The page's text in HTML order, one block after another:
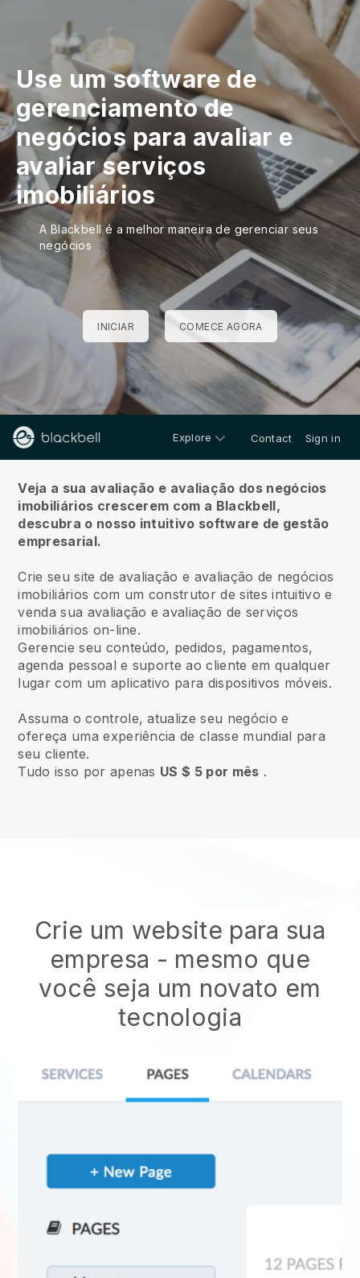
Use um software de
gerenciamento de
negócios para avaliar e
avaliar serviços
imobiliários
A Blackbell é a melhor maneira de gerenciar seus
negócios
INICIAR COMECE AGORA
Explore Contact Sign in
Veja a sua avaliação e avaliação dos negócios
imobiliários crescerem com a Blackbell,
descubra o nosso intuitivo software de gestão
empresarial.
Crie seu site de avaliação e avaliação de negócios
imobiliários com um construtor de sites intuitivo e
venda sua avaliação e avaliação de serviços
imobiliários on-line.
Gerencie seu conteúdo, pedidos, pagamentos,
agenda pessoal e suporte ao cliente em qualquer
lugar com um aplicativo para dispositivos móveis.
Assuma o controle, atualize seu negócio e
ofereça uma experiência de classe mundial para
seu cliente.
Tudo isso por apenas US $ 5 por mês .
Crie um website para sua
empresa - mesmo que
você seja um novato em
tecnologia